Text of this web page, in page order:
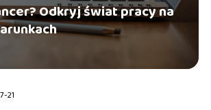
Odkryj świat pracy na
21